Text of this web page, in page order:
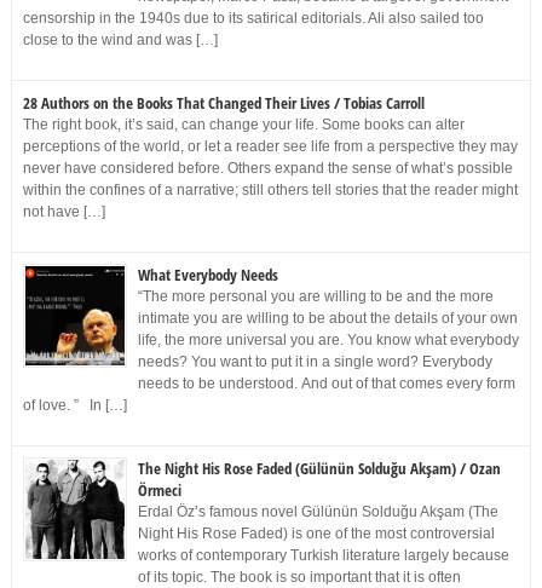
censorship in the 1940s due to its satirical editorials. Ali also sailed too
close to the wind and was […]
28 Authors on the Books That Changed Their Lives / Tobias Carroll
The right book, it’s said, can change your life. Some books can alter
perceptions of the world, or let a reader see life from a perspective they may
never have considered before. Others expand the sense of what’s possible
within the confines of a narrative; still others tell stories that the reader might
not have […]
What Everybody Needs
“The more personal you are willing to be and the more
intimate you are willing to be about the details of your own
life, the more universal you are. You know what everybody
needs? You want to put it in a single word? Everybody
needs to be understood. And out of that comes every form
of love. ” In […]
The Night His Rose Faded (Gülünün Solduğu Akşam) / Ozan
Örmeci
Erdal Öz’s famous novel Gülünün Solduğu Akşam (The
Night His Rose Faded) is one of the most controversial
works of contemporary Turkish literature largely because
of its topic. The book is so important that it is often